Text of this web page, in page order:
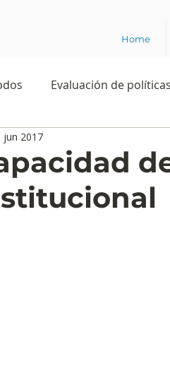
Home
Evaluación de
sociales
y tendencias Rating
jun 2017